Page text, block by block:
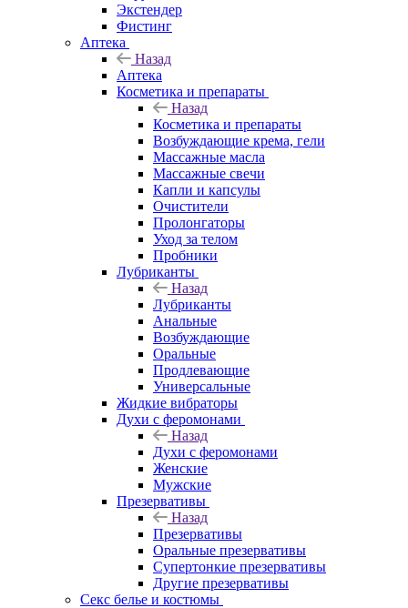
Экстендер
Фистинг
Аптека
Назад
Аптека
Косметика и препараты
Назад
Косметика и препараты
Возбуждающие крема, гели
Массажные масла
Массажные свечи
Капли и капсулы
Очистители
Пролонгаторы
Уход за телом
Пробники
Лубриканты
Назад
Лубриканты
Анальные
Возбуждающие
Оральные
Продлевающие
Универсальные
Жидкие вибраторы
Духи с феромонами
Назад
Духи с феромонами
Женские
Мужские
Презервативы
Назад
Презервативы
Оральные презервативы
Супертонкие презервативы
Другие презервативы
Секс белье и костюмы